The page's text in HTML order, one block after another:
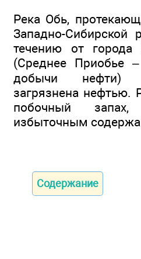
Река Обь,
Западно-
течению от города
(Среднее Приобье
добычи нефти)
загрязнена нефтью.
побочный
избыточным
Содержание